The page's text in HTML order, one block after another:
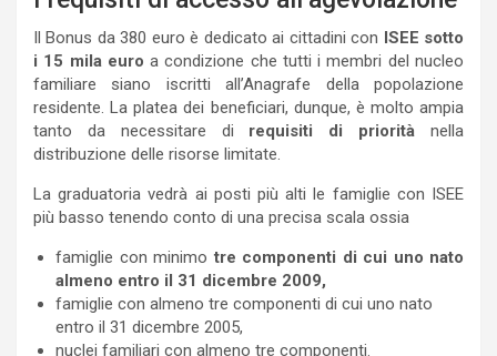
Il Bonus da 380 euro è dedicato ai cittadini con ISEE sotto
i 15 mila euro a condizione che tutti i membri del nucleo
familiare siano iscritti all’Anagrafe della popolazione
residente. La platea dei beneficiari, dunque, è molto ampia
tanto da necessitare di requisiti di priorità nella
distribuzione delle risorse limitate.
La graduatoria vedrà ai posti più alti le famiglie con ISEE
più basso tenendo conto di una precisa scala ossia
famiglie con minimotre componenti di cui uno nato
almeno entro il 31 dicembre 2009,
famiglie con almeno tre componenti di cui uno nato
entro il 31 dicembre 2005,
nuclei familiari con almeno tre componenti.